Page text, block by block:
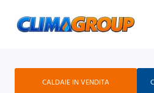
CALDAIE IN VENDITA